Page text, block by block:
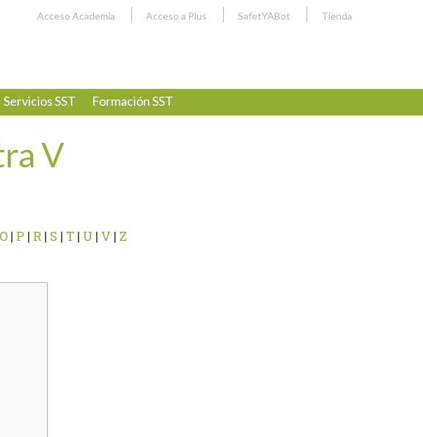
Acceso Academia Acceso a Plus SafetYABot Tienda
Servicios SST Formación SST
V
O | P | R | S | T | U | V | Z